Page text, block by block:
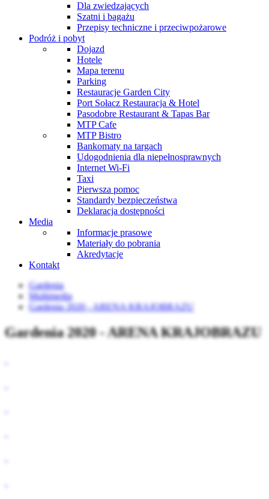
Dla zwiedzających
Szatni i bagażu
Przepisy techniczne i przeciwpożarowe
Podróż i pobyt
Dojazd
Hotele
Mapa terenu
Parking
Restauracje Garden City
Port Sołacz Restauracja & Hotel
Pasodobre Restaurant & Tapas Bar
MTP Cafe
MTP Bistro
Bankomaty na targach
Udogodnienia dla niepełnosprawnych
Internet Wi-Fi
Taxi
Pierwsza pomoc
Standardy bezpieczeństwa
Deklaracja dostępności
Media
Informacje prasowe
Materiały do pobrania
Akredytacje
Kontakt
Gardenia
Multimedia
Gardenia 2020 - ARENA KRAJOBRAZU
Gardenia 2020 - ARENA KRAJOBRAZU